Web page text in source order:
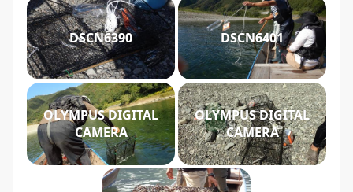
DSCN6390 DSCN6401
OLYMPUS DIGITAL
CAMERA
OLYMPUS DIGITAL
CAMERA